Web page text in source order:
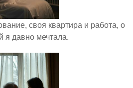
своя квартира и работа, о
я давно мечтала.